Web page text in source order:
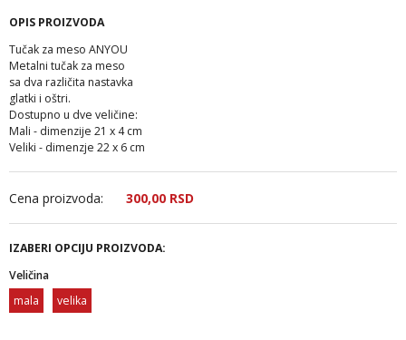
OPIS PROIZVODA
Tučak za meso ANYOU
Metalni tučak za meso
sa dva različita nastavka
glatki i oštri.
Dostupno u dve veličine:
Mali - dimenzije 21 x 4 cm
Veliki - dimenzje 22 x 6 cm
Cena proizvoda: 300,00 RSD
IZABERI OPCIJU PROIZVODA:
Veličina
mala
velika